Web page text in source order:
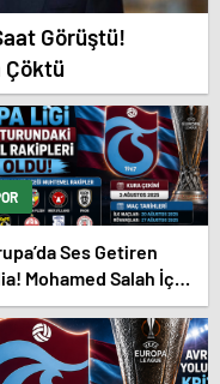
Görüştü!
Çöktü
Ses Getiren
Mohamed Salah İçin
Sürprizi